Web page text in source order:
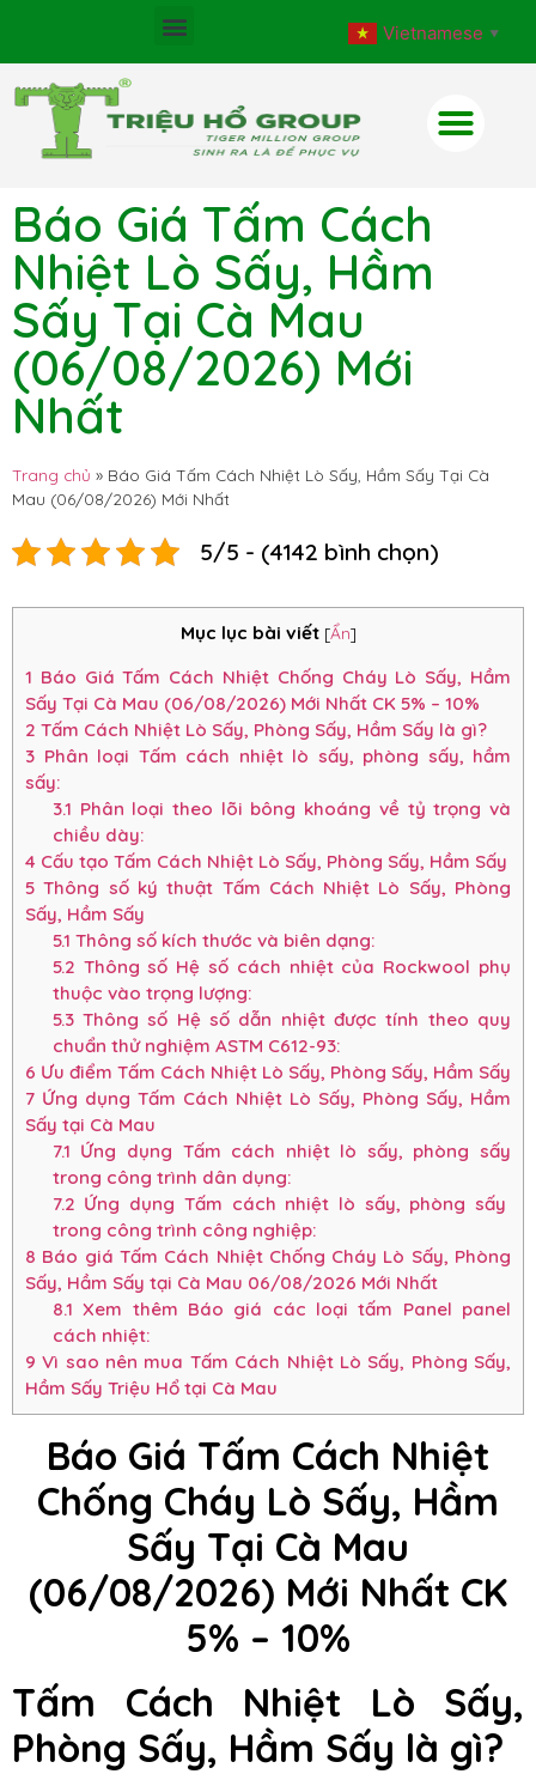
Vietnamese ▼
Báo Giá Tấm Cách
Nhiệt Lò Sấy, Hầm
Sấy Tại Cà Mau
(06/08/2026) Mới
Nhất
Trang chủ » Báo Giá Tấm Cách Nhiệt Lò Sấy, Hầm Sấy Tại Cà
Mau (06/08/2026) Mới Nhất
5/5 - (4142 bình chọn)
Mục lục bài viết [Ẩn]
1 Báo Giá Tấm Cách Nhiệt Chống Cháy Lò Sấy, Hầm
Sấy Tại Cà Mau (06/08/2026) Mới Nhất CK 5% – 10%
2 Tấm Cách Nhiệt Lò Sấy, Phòng Sấy, Hầm Sấy là gì?
3 Phân loại Tấm cách nhiệt lò sấy, phòng sấy, hầm
sấy:
3.1 Phân loại theo lõi bông khoáng về tỷ trọng và
chiều dày:
4 Cấu tạo Tấm Cách Nhiệt Lò Sấy, Phòng Sấy, Hầm Sấy
5 Thông số ký thuật Tấm Cách Nhiệt Lò Sấy, Phòng
Sấy, Hầm Sấy
5.1 Thông số kích thước và biên dạng:
5.2 Thông số Hệ số cách nhiệt của Rockwool phụ
thuộc vào trọng lượng:
5.3Thông số Hệ số dẫn nhiệt được tính theo quy
chuẩn thử nghiệm ASTM C612-93:
6 Ưu điểm Tấm Cách Nhiệt Lò Sấy, Phòng Sấy, Hầm Sấy
7 Ứng dụng Tấm Cách Nhiệt Lò Sấy, Phòng Sấy, Hầm
Sấy tại Cà Mau
7.1 Ứng dụng Tấm cách nhiệt lò sấy, phòng sấy
trong công trình dân dụng:
7.2 Ứng dụng Tấm cách nhiệt lò sấy, phòng sấy
trong công trình công nghiệp:
8 Báo giá Tấm Cách Nhiệt Chống Cháy Lò Sấy, Phòng
Sấy, Hầm Sấy tại Cà Mau 06/08/2026 Mới Nhất
8.1 Xem thêm Báo giá các loại tấm Panel panel
cách nhiệt:
9 Vì sao nên mua Tấm Cách Nhiệt Lò Sấy, Phòng Sấy,
Hầm Sấy Triệu Hổ tại Cà Mau
Báo Giá Tấm Cách Nhiệt
Chống Cháy Lò Sấy, Hầm
Sấy Tại Cà Mau
(06/08/2026) Mới Nhất CK
5% – 10%
Tấm Cách Nhiệt Lò Sấy,
Phòng Sấy, Hầm Sấy là gì?